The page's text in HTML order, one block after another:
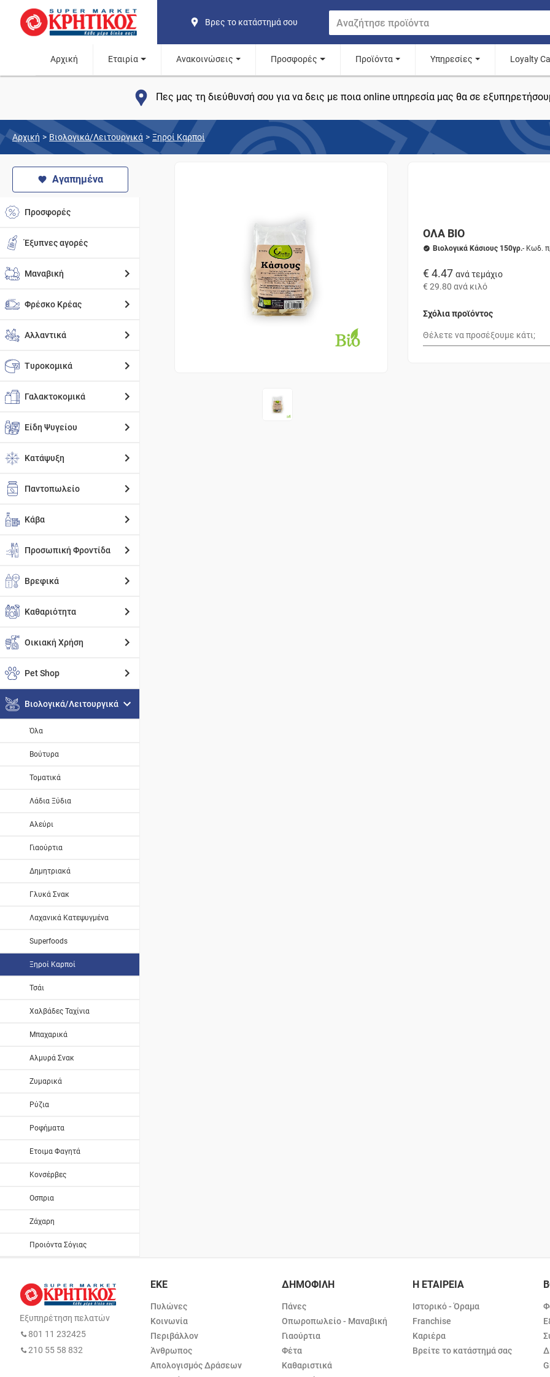
Βρες το κατάστημά σου
Αρχική Εταιρία Ανακοινώσεις Προσφορές Προϊόντα Υπηρεσίες Loyalty
Πες μας τη διεύθυνσή σου για να δεις με ποια online υπηρεσία μας θα σε
Αρχική > Βιολογικά/Λειτουργικά > Ξηροί Καρποί
Αγαπημένα
Προσφορές
Έξυπνες αγορές
Μαναβική
Φρέσκο Κρέας
Αλλαντικά
Τυροκομικά
Γαλακτοκομικά
Είδη Ψυγείου
Κατάψυξη
Παντοπωλείο
Κάβα
Προσωπική Φροντίδα
Βρεφικά
Καθαριότητα
Οικιακή Χρήση
Pet Shop
Βιολογικά/Λειτουργικά
Όλα
Βούτυρα
Τοματικά
Λάδια Ξύδια
Αλεύρι
Γιαούρτια
Δημητριακά
Γλυκά Σνακ
Λαχανικά Κατεψυγμένα
Superfoods
Ξηροί Καρποί
Τσάι
Χαλβάδες Ταχίνια
Μπαχαρικά
Αλμυρά Σνακ
Ζυμαρικά
Ρύζια
Ροφήματα
Ετοιμα Φαγητά
Κονσέρβες
Οσπρια
Ζάχαρη
Προιόντα Σόγιας
ΟΛΑ BIO
Βιολογικά Κάσιους 150γρ.- Κωδ.
€ 4.47 ανά τεμάχιο
€ 29.80 ανά κιλό
Σχόλια προϊόντος
Εξυπηρέτηση πελατών
801 11 232425
210 55 58 832
ΕΚΕ
Πυλώνες
Κοινωνία
Περιβάλλον
Άνθρωπος
Απολογισμός Δράσεων
ΔΗΜΟΦΙΛΗ
Πάνες
Οπωροπωλείο - Μαναβική
Γιαούρτια
Φέτα
Καθαριστικά
Η ΕΤΑΙΡΕΙΑ
Ιστορικό - Όραμα
Franchise
Καριέρα
Βρείτε το κατάστημά σας